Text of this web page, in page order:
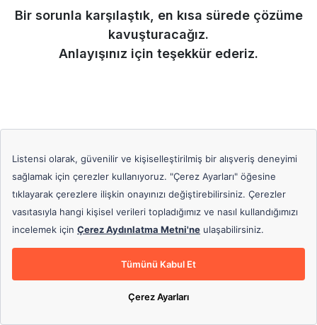
Bir sorunla karşılaştık, en kısa sürede çözüme
kavuşturacağız.
Anlayışınız için teşekkür ederiz.